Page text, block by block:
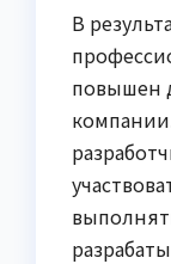
В
повышен